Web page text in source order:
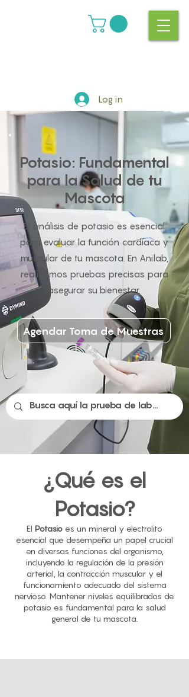
Log in
Potasio: Fundamental
para la Salud de tu
Mascota
El análisis de potasio es esencial
para evaluar la función cardíaca y
muscular de tu mascota. En Anilab,
realizamos pruebas precisas para
asegurar su bienestar.
Agendar Toma de Muestras
¿Qué es el
Potasio?
El Potasio es un mineral y electrolito
esencial que desempeña un papel crucial
en diversas funciones del organismo,
incluyendo la regulación de la presión
arterial, la contracción muscular y el
funcionamiento adecuado del sistema
nervioso. Mantener niveles equilibrados de
potasio es fundamental para la salud
general de tu mascota.